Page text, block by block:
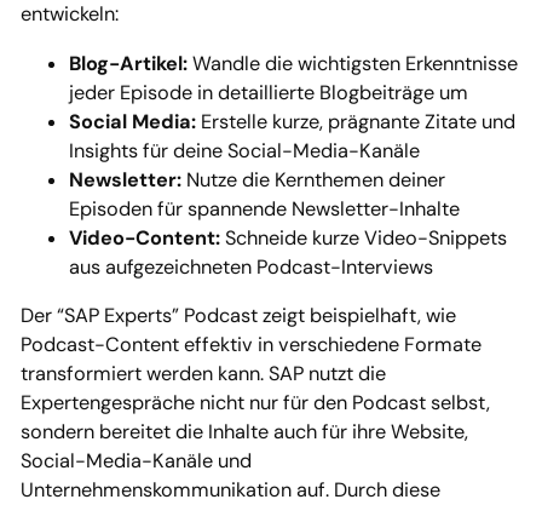
entwickeln:
Blog-Artikel:Wandle die wichtigsten Erkenntnisse
jeder Episode in detaillierte Blogbeiträge um
Social Media: Erstelle kurze, prägnante Zitate und
Insights für deine Social-Media-Kanäle
Newsletter: Nutze die Kernthemen deiner
Episoden für spannende Newsletter-Inhalte
Video-Content:Schneide kurze Video-Snippets
aus aufgezeichneten Podcast-Interviews
Der “SAP Experts” Podcast zeigt beispielhaft, wie
Podcast-Content effektiv in verschiedene Formate
transformiert werden kann. SAP nutzt die
Expertengespräche nicht nur für den Podcast selbst,
sondern bereitet die Inhalte auch für ihre Website,
Social-Media-Kanäle und
Unternehmenskommunikation auf. Durch diese